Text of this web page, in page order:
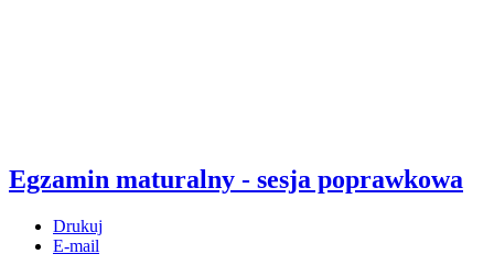
Egzamin maturalny - sesja poprawkowa
Drukuj
E-mail